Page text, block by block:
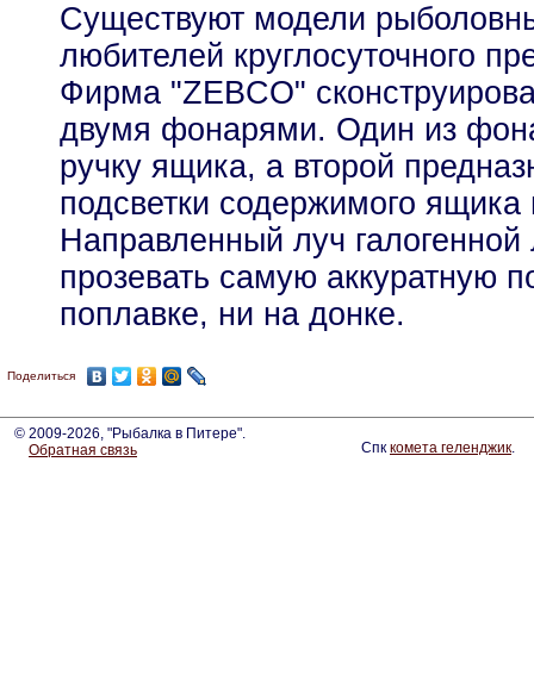
Существуют модели
любителей круглосуточного
Фирма "ZEBCO"
двумя фонарями. Один из
ручку ящика, а второй
подсветки содержимого
Направленный луч
прозевать самую аккуратную
поплавке, ни на донке.
Поделиться
© 2009-2026, "Рыбалка в Питере".
Обратная связь
Спк комета геленджик.